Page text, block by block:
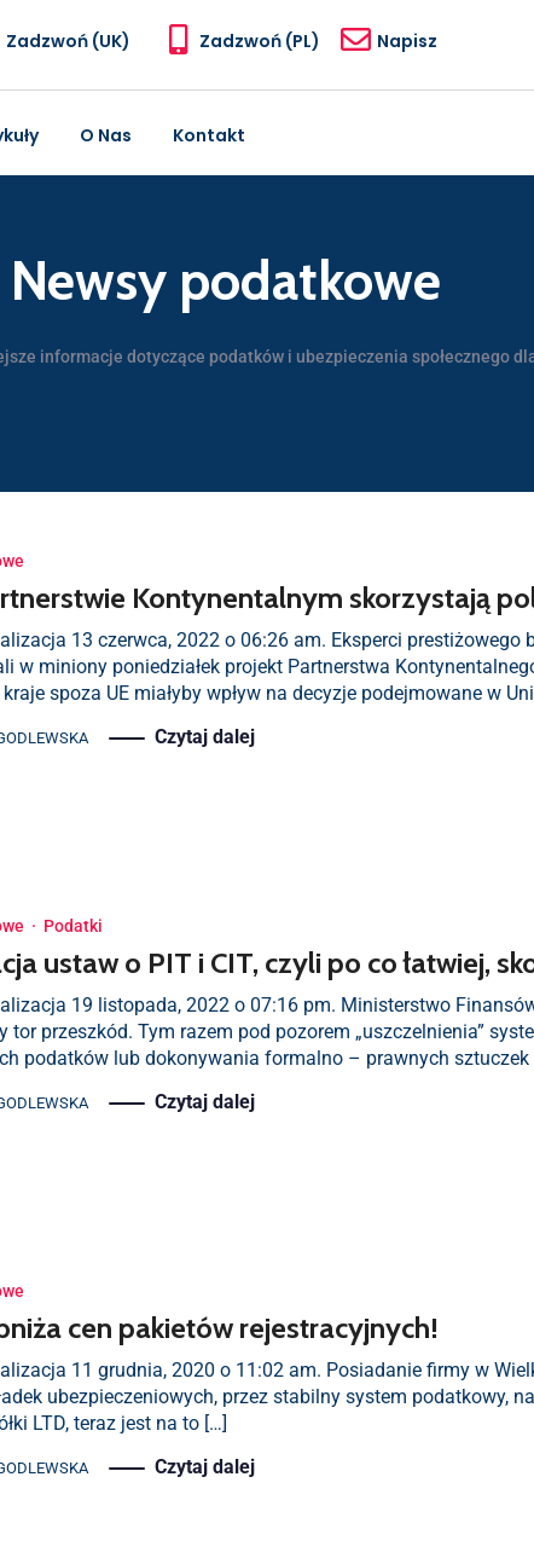
Zadzwoń (UK) Zadzwoń (PL) Napisz
O Nas Kontakt
Newsy podatkowe
informacje dotyczące podatków i ubezpieczenia społecznego
Kontynentalnym skorzystają
13 czerwca, 2022 o 06:26 am. Eksperci prestiżowego
w miniony poniedziałek projekt Partnerstwa
spoza UE miałyby wpływ na decyzje podejmowane w
Czytaj dalej
· Podatki
ustaw o PIT i CIT, czyli po co łatwiej,
19 listopada, 2022 o 07:16 pm. Ministerstwo
tor przeszkód. Tym razem pod pozorem „uszczelnienia”
podatków lub dokonywania formalno – prawnych
Czytaj dalej
cen pakietów rejestracyjnych!
11 grudnia, 2020 o 11:02 am. Posiadanie firmy w
ubezpieczeniowych, przez stabilny system podatkowy,
LTD, teraz jest na to […]
Czytaj dalej